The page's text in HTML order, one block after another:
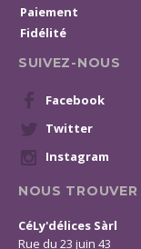
Paiement
Fidélité
SUIVEZ-NOUS
Facebook
Twitter
Instagram
NOUS TROUVER
CéLy'délices Sàrl
Rue du 23 juin 43